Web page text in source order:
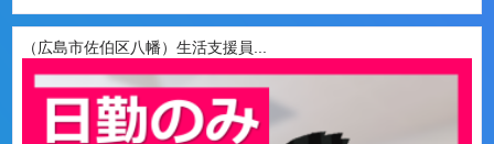
（広島市佐伯区八幡）生活支援員...